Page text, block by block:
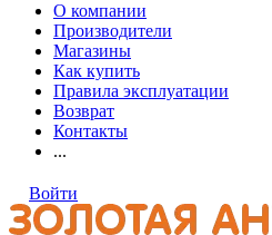
О компании
Производители
Магазины
Как купить
Правила эксплуатации
Возврат
Контакты
...
Войти